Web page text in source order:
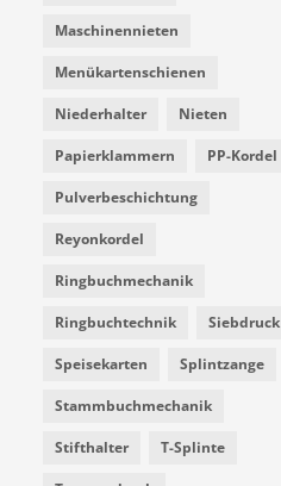
Maschinennieten
Menükartenschienen
Niederhalter Nieten
Papierklammern PP-Kordel
Pulverbeschichtung
Reyonkordel
Ringbuchmechanik
Ringbuchtechnik Siebdruck
Speisekarten Splintzange
Stammbuchmechanik
Stifthalter T-Splinte